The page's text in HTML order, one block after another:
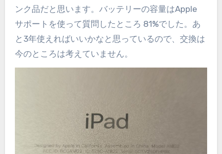
ンク品だと思います。バッテリーの容量はApple
サポートを使って質問したところ 81%でした。あ
と3年使えればいいかなと思っているので、交換は
今のところは考えていません。